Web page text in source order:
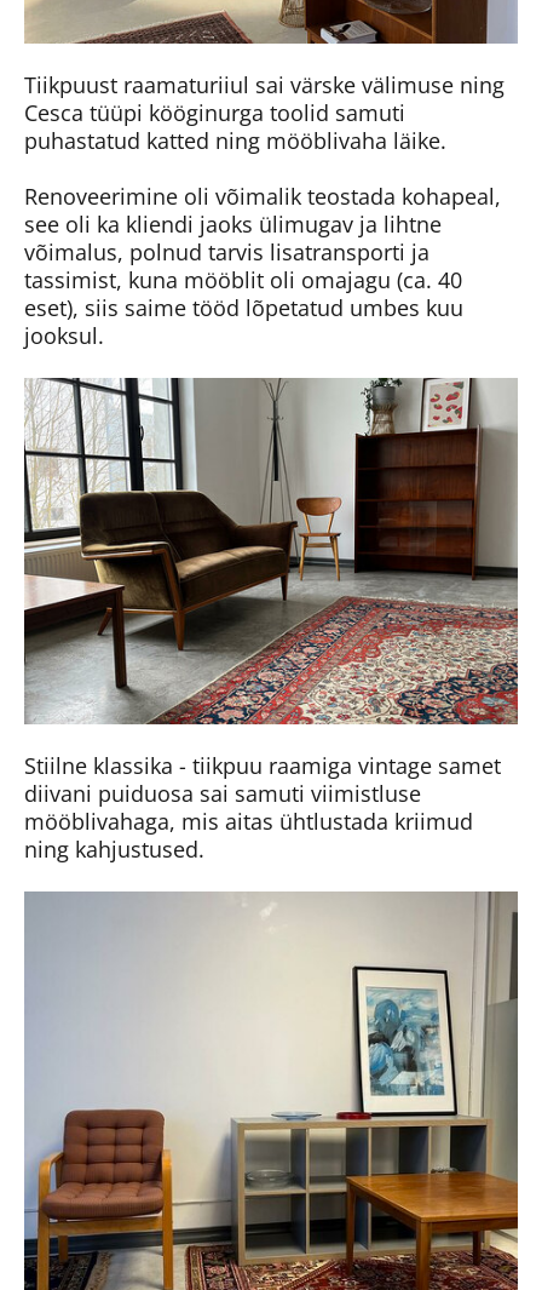
Tiikpuust raamaturiiul sai värske välimuse ning
Cesca tüüpi kööginurga toolid samuti
puhastatud katted ning mööblivaha läike.
Renoveerimine oli võimalik teostada kohapeal,
see oli ka kliendi jaoks ülimugav ja lihtne
võimalus, polnud tarvis lisatransporti ja
tassimist, kuna mööblit oli omajagu (ca. 40
eset), siis saime tööd lõpetatud umbes kuu
jooksul.
Stiilne klassika - tiikpuu raamiga vintage samet
diivani puiduosa sai samuti viimistluse
mööblivahaga, mis aitas ühtlustada kriimud
ning kahjustused.